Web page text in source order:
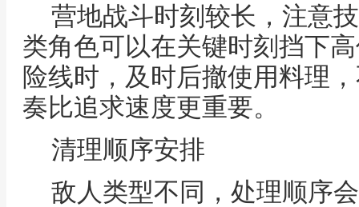
营地战斗时刻较长，注意
类角色可以在关键时刻挡下
险线时，及时后撤使用料理
奏比追求速度更重要。
清理顺序安排
敌人类型不同，处理顺序